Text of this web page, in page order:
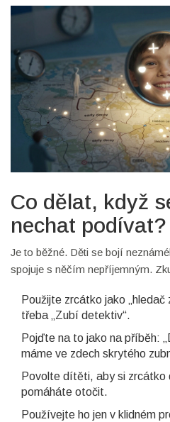
Co dělat, když
nechat podívat?
Je to běžné. Děti se bojí
spojuje s něčím nepříjemným.
Použijte zrcátko jako „hledač
třeba „Zubí detektiv“.
Pojďte na to jako na příběh:
máme ve zdech skrytého
Povolte dítěti, aby si zrcátko
pomáháte otočit.
Používejte ho jen v klidném